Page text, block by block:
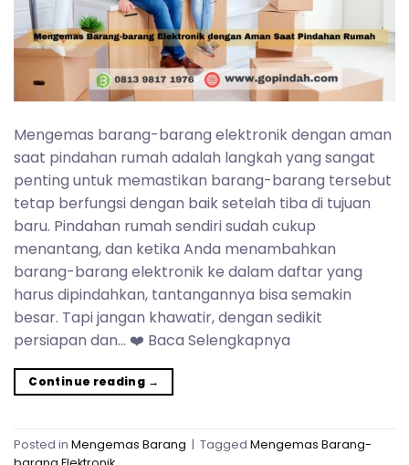
Mengemas barang-barang elektronik dengan aman
saat pindahan rumah adalah langkah yang sangat
penting untuk memastikan barang-barang tersebut
tetap berfungsi dengan baik setelah tiba di tujuan
baru. Pindahan rumah sendiri sudah cukup
menantang, dan ketika Anda menambahkan
barang-barang elektronik ke dalam daftar yang
harus dipindahkan, tantangannya bisa semakin
besar. Tapi jangan khawatir, dengan sedikit
persiapan dan… ❤️ Baca Selengkapnya
Continue reading →
Posted in Mengemas Barang | Tagged Mengemas Barang-